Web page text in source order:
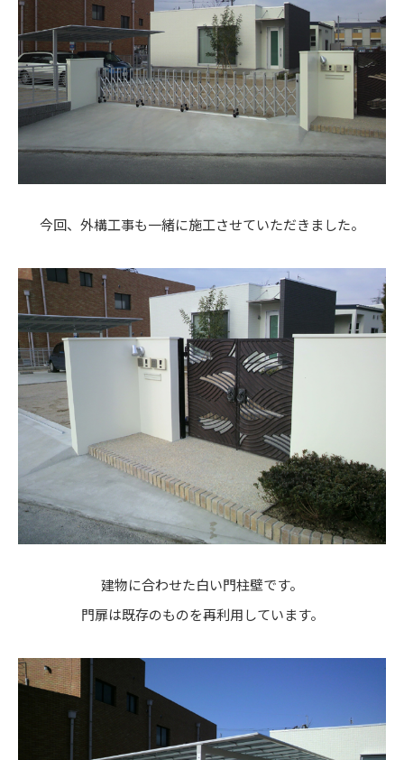
今回、外構工事も一緒に施工させていただきました。
建物に合わせた白い門柱壁です。
門扉は既存のものを再利用しています。